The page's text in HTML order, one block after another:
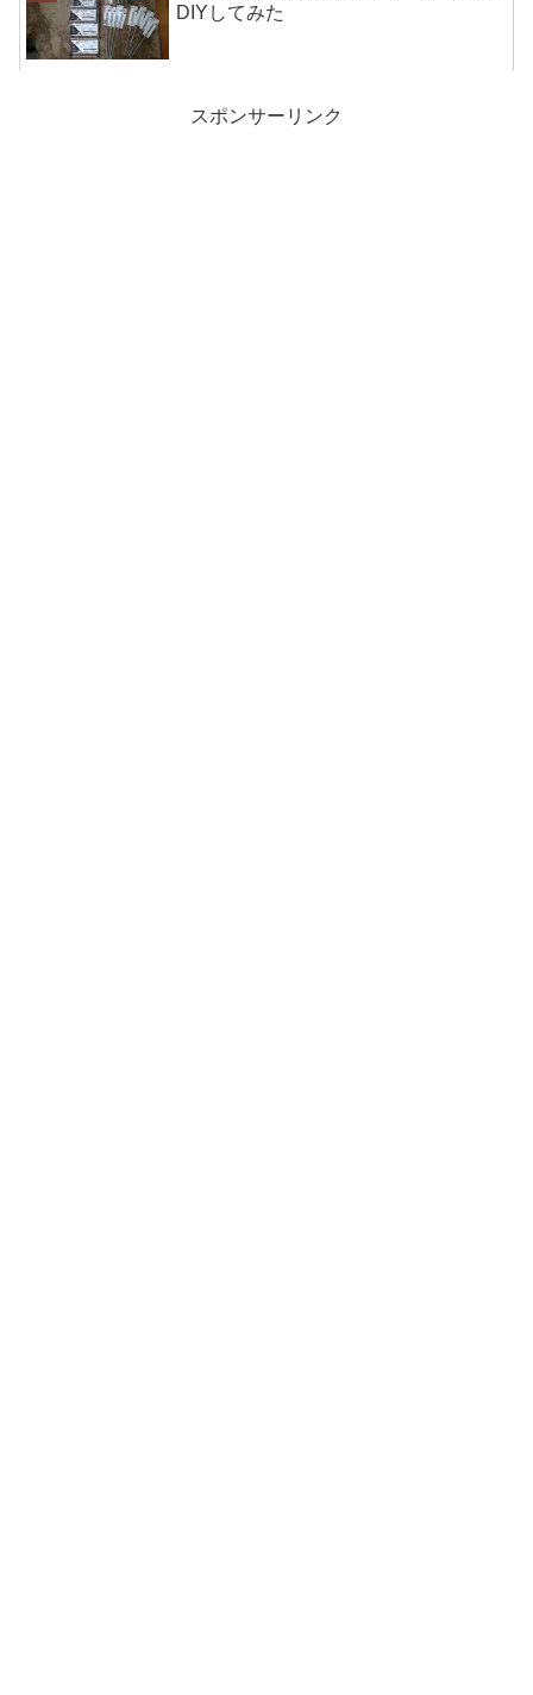
DIYしてみた
スポンサーリンク